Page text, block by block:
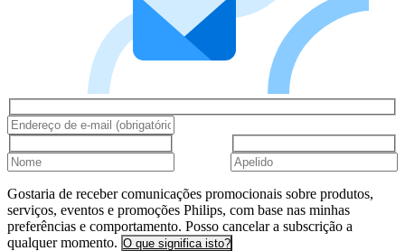
Gostaria de receber comunicações promocionais sobre produtos,
serviços, eventos e promoções Philips, com base nas minhas
preferências e comportamento. Posso cancelar a subscrição a
qualquer momento. O que significa isto?